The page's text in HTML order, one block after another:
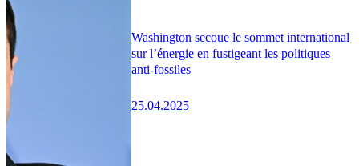
Washington secoue le sommet international
sur l’énergie en fustigeant les politiques
anti-fossiles
25.04.2025